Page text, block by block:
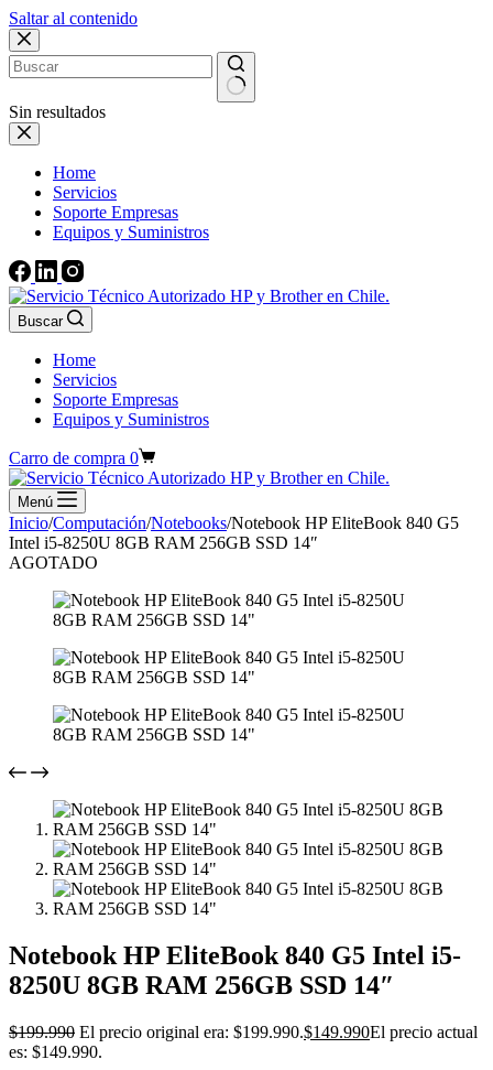
Saltar al contenido
Sin resultados
Home
Servicios
Soporte Empresas
Equipos y Suministros
Buscar
Home
Servicios
Soporte Empresas
Equipos y Suministros
Carro de compra 0
Menú
Inicio/Computación/Notebooks/Notebook HP EliteBook 840 G5
Intel i5-8250U 8GB RAM 256GB SSD 14″
AGOTADO
Notebook HP EliteBook 840 G5 Intel i5-
8250U 8GB RAM 256GB SSD 14″
$199.990 El precio original era: $199.990.$149.990El precio actual
es: $149.990.